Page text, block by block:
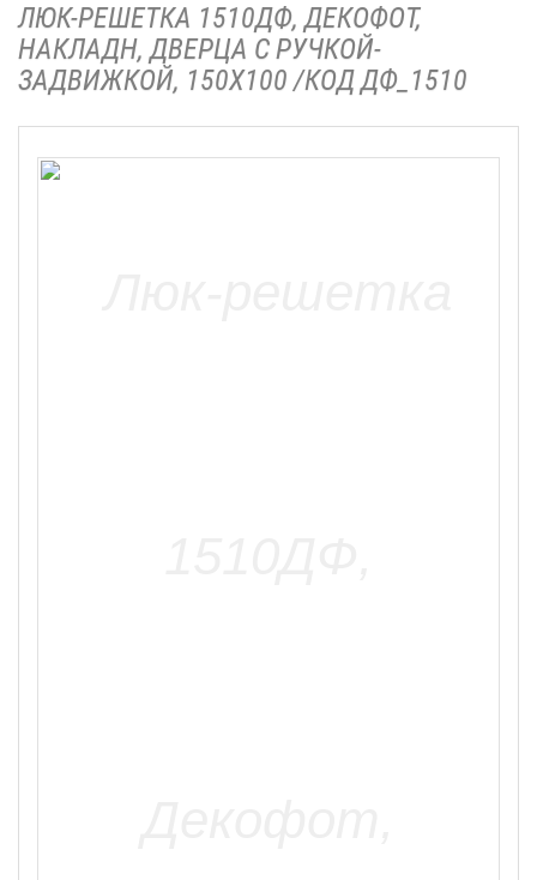
ЛЮК-РЕШЕТКА 1510ДФ, ДЕКОФОТ,
НАКЛАДН, ДВЕРЦА С РУЧКОЙ-
ЗАДВИЖКОЙ, 150Х100 /КОД ДФ_1510